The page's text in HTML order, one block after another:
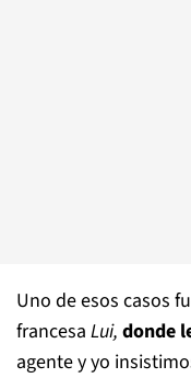
Uno de esos casos
francesa Lui, donde
agente y yo